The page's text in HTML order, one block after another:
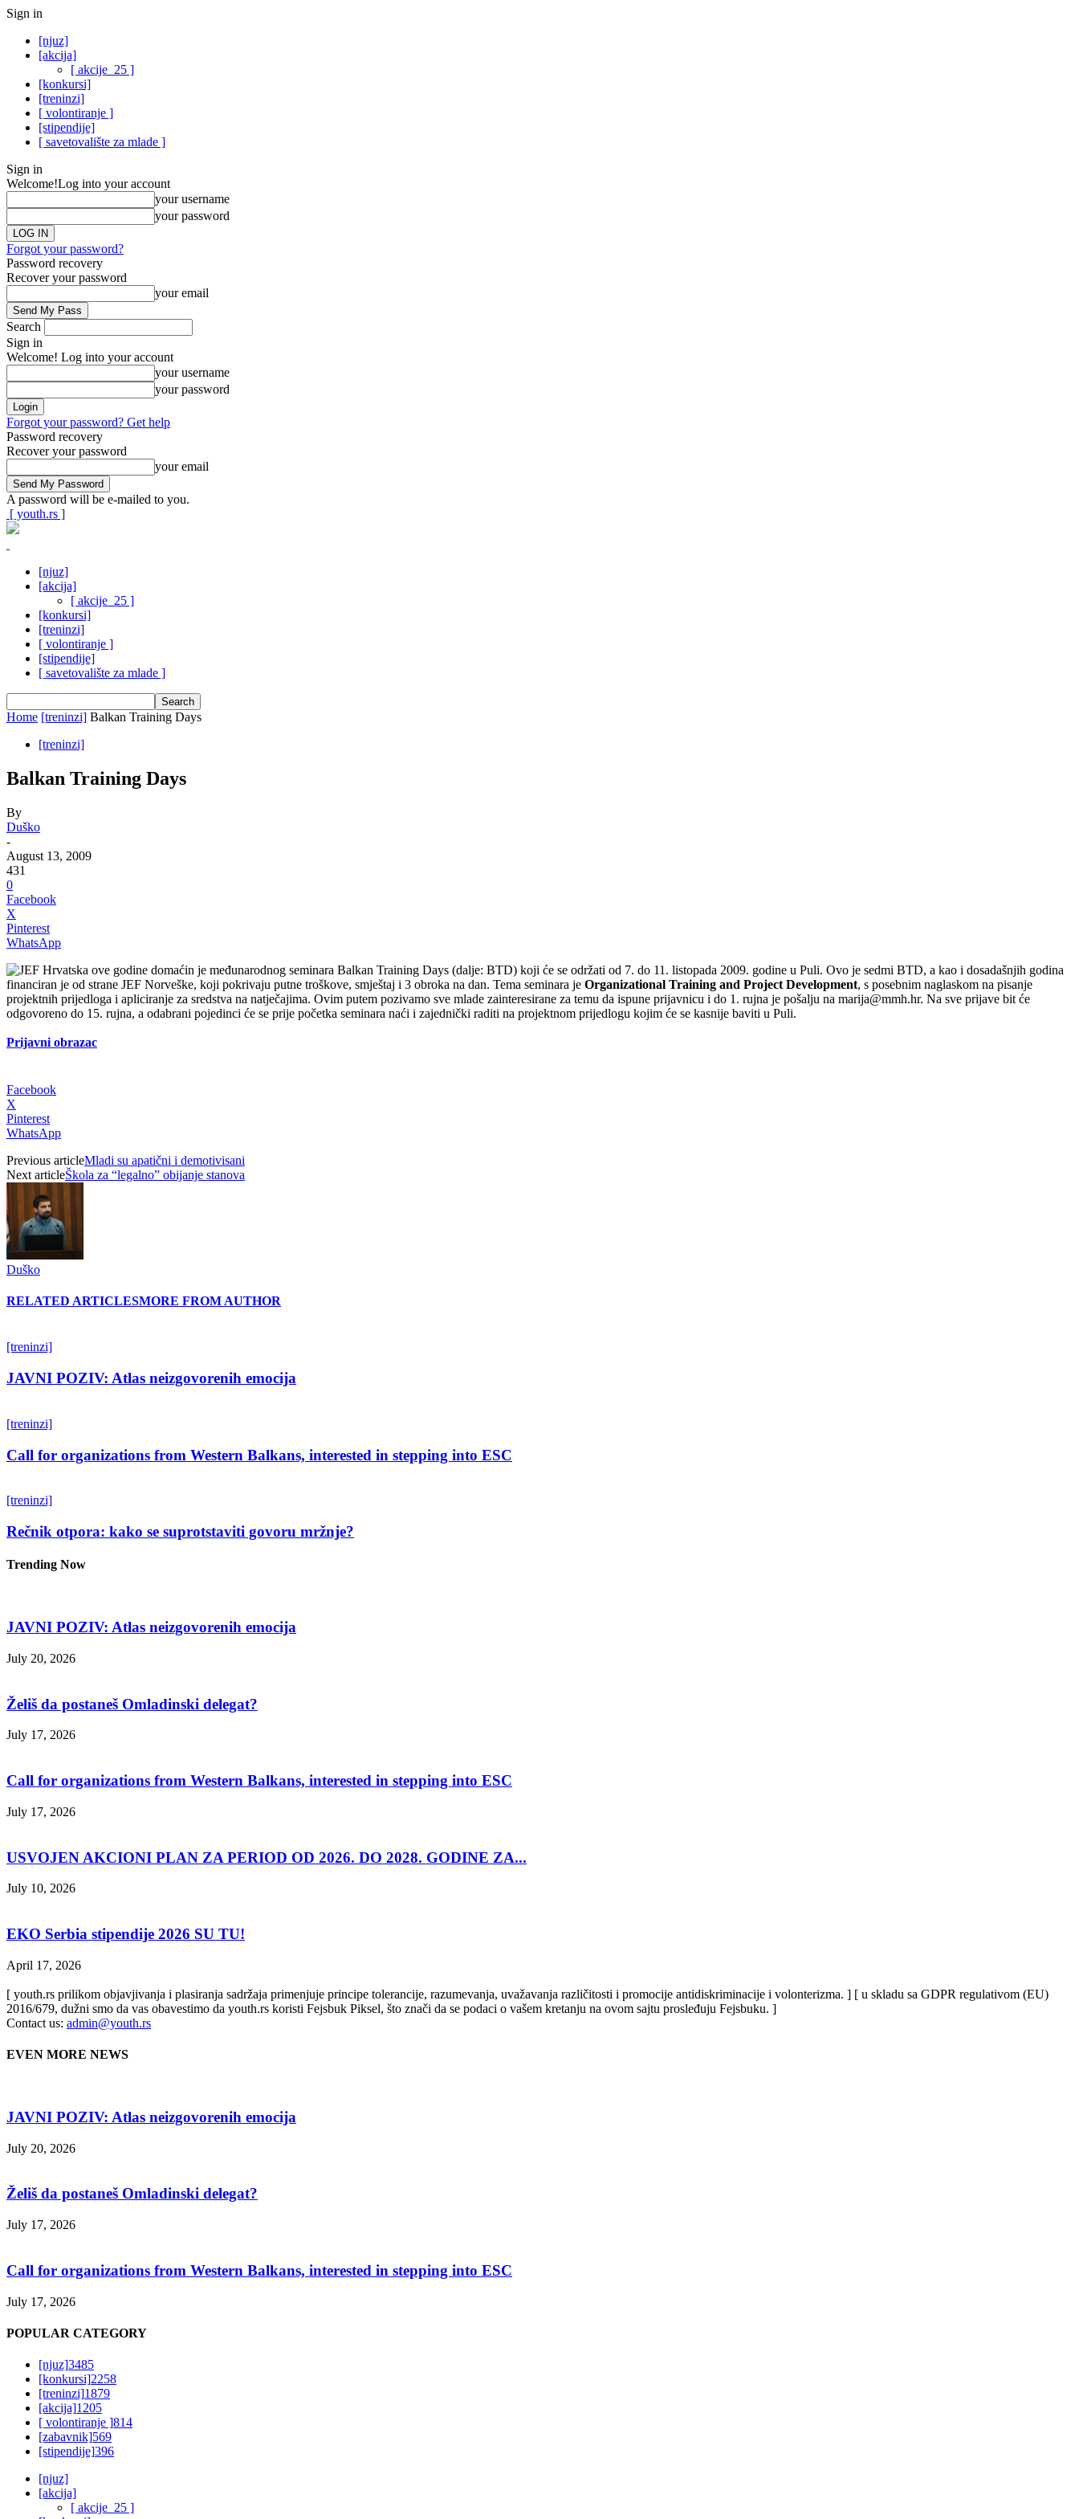
Sign in
[njuz]
[akcija]
[ akcije_25 ]
[konkursi]
[treninzi]
[ volontiranje ]
[stipendije]
[ savetovalište za mlade ]
Sign in
Welcome!Log into your account
your username
your password
Forgot your password?
Password recovery
Recover your password
your email
Search
Sign in
Welcome! Log into your account
your username
your password
Forgot your password? Get help
Password recovery
Recover your password
your email
A password will be e-mailed to you.
[ youth.rs ]
[njuz]
[akcija]
[ akcije_25 ]
[konkursi]
[treninzi]
[ volontiranje ]
[stipendije]
[ savetovalište za mlade ]
Home [treninzi] Balkan Training Days
[treninzi]
Balkan Training Days
By
Duško
-
August 13, 2009
431
0
Facebook
X
Pinterest
WhatsApp
JEF Hrvatska ove godine domaćin je međunarodnog seminara Balkan Training Days (dalje: BTD) koji će se održati od 7. do 11. listopada 2009. godine u Puli. Ovo je sedmi BTD, a kao i dosadašnjih godina
financiran je od strane JEF Norveške, koji pokrivaju putne troškove, smještaj i 3 obroka na dan. Tema seminara je Organizational Training and Project Development, s posebnim naglaskom na pisanje
projektnih prijedloga i apliciranje za sredstva na natječajima. Ovim putem pozivamo sve mlade zainteresirane za temu da ispune prijavnicu i do 1. rujna je pošalju na marija@mmh.hr. Na sve prijave bit će
odgovoreno do 15. rujna, a odabrani pojedinci će se prije početka seminara naći i zajednički raditi na projektnom prijedlogu kojim će se kasnije baviti u Puli.
Prijavni obrazac
Facebook
X
Pinterest
WhatsApp
Previous articleMladi su apatični i demotivisani
Next articleŠkola za “legalno” obijanje stanova
Duško
RELATED ARTICLESMORE FROM AUTHOR
[treninzi]
JAVNI POZIV: Atlas neizgovorenih emocija
[treninzi]
Call for organizations from Western Balkans, interested in stepping into ESC
[treninzi]
Rečnik otpora: kako se suprotstaviti govoru mržnje?
Trending Now
JAVNI POZIV: Atlas neizgovorenih emocija
July 20, 2026
Želiš da postaneš Omladinski delegat?
July 17, 2026
Call for organizations from Western Balkans, interested in stepping into ESC
July 17, 2026
USVOJEN AKCIONI PLAN ZA PERIOD OD 2026. DO 2028. GODINE ZA...
July 10, 2026
EKO Serbia stipendije 2026 SU TU!
April 17, 2026
[ youth.rs prilikom objavjivanja i plasiranja sadržaja primenjuje principe tolerancije, razumevanja, uvažavanja različitosti i promocije antidiskriminacije i volonterizma. ] [ u skladu sa GDPR regulativom (EU)
2016/679, dužni smo da vas obavestimo da youth.rs koristi Fejsbuk Piksel, što znači da se podaci o vašem kretanju na ovom sajtu prosleđuju Fejsbuku. ]
Contact us: admin@youth.rs
EVEN MORE NEWS
JAVNI POZIV: Atlas neizgovorenih emocija
July 20, 2026
Želiš da postaneš Omladinski delegat?
July 17, 2026
Call for organizations from Western Balkans, interested in stepping into ESC
July 17, 2026
POPULAR CATEGORY
[njuz]3485
[konkursi]2258
[treninzi]1879
[akcija]1205
[ volontiranje ]814
[zabavnik]569
[stipendije]396
[njuz]
[akcija]
[ akcije_25 ]